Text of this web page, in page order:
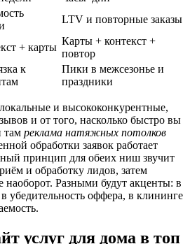
LTV и повторные заказы
+ карты
Карты + контекст +
повтор
к
Пики в межсезонье и
праздники
и высококонкурентные,
и от того, насколько быстро вы
там реклама натяжных потолков
обработки заявок работает
принцип для обеих ниш звучит
и обработку лидов, затем
Разными будут акценты: в
убедительность оффера, в клининге
услуг для дома в топ